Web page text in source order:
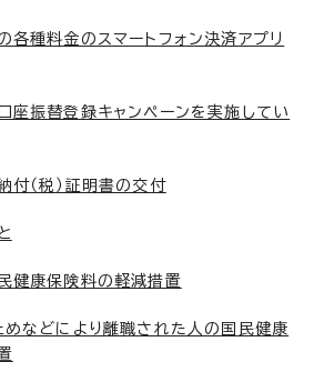
各種料金のスマートフォン決済アプリ
座振替登録キャンペーンを実施してい
付（税）証明書の交付
健康保険料の軽減措置
めなどにより離職された人の国民健康